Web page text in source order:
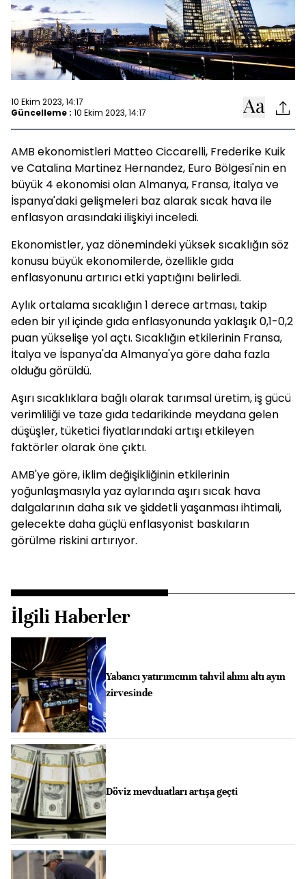
10 Ekim 2023, 14:17
Güncelleme : 10 Ekim 2023, 14:17
AMB ekonomistleri Matteo Ciccarelli, Frederike Kuik
ve Catalina Martinez Hernandez, Euro Bölgesi'nin en
büyük 4 ekonomisi olan Almanya, Fransa, İtalya ve
İspanya'daki gelişmeleri baz alarak sıcak hava ile
enflasyon arasındaki ilişkiyi inceledi.
Ekonomistler, yaz dönemindeki yüksek sıcaklığın söz
konusu büyük ekonomilerde, özellikle gıda
enflasyonunu artırıcı etki yaptığını belirledi.
Aylık ortalama sıcaklığın 1 derece artması, takip
eden bir yıl içinde gıda enflasyonunda yaklaşık 0,1-0,2
puan yükselişe yol açtı. Sıcaklığın etkilerinin Fransa,
İtalya ve İspanya'da Almanya'ya göre daha fazla
olduğu görüldü.
Aşırı sıcaklıklara bağlı olarak tarımsal üretim, iş gücü
verimliliği ve taze gıda tedarikinde meydana gelen
düşüşler, tüketici fiyatlarındaki artışı etkileyen
faktörler olarak öne çıktı.
AMB'ye göre, iklim değişikliğinin etkilerinin
yoğunlaşmasıyla yaz aylarında aşırı sıcak hava
dalgalarının daha sık ve şiddetli yaşanması ihtimali,
gelecekte daha güçlü enflasyonist baskıların
görülme riskini artırıyor.
İlgili Haberler
Yabancı yatırımcının tahvil alımı altı ayın
zirvesinde
Döviz mevduatları artışa geçti